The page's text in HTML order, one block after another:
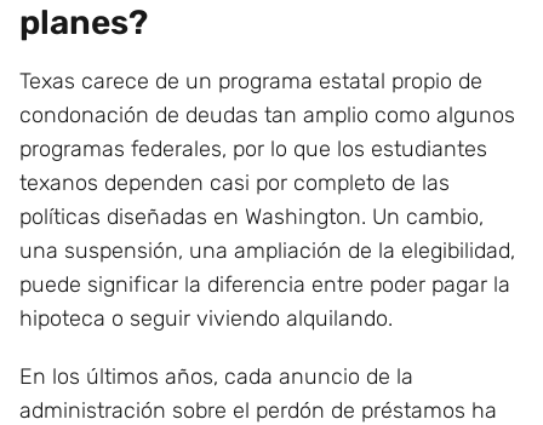
planes?
Texas carece de un programa estatal propio de
condonación de deudas tan amplio como algunos
programas federales, por lo que los estudiantes
texanos dependen casi por completo de las
políticas diseñadas en Washington. Un cambio,
una suspensión, una ampliación de la elegibilidad,
puede significar la diferencia entre poder pagar la
hipoteca o seguir viviendo alquilando.
En los últimos años, cada anuncio de la
administración sobre el perdón de préstamos ha